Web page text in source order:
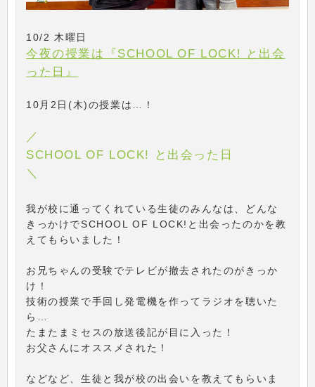
10/2 木曜日
今夜の授業は『SCHOOL OF LOCK! と出会
った日』
10月2日(木)の授業は…！
／
SCHOOL OF LOCK! と出会った日
＼
我が校に通ってくれている生徒のみんなは、どんな
きっかけでSCHOOL OF LOCK!と出会ったのかを教
えてもらいました！
お兄ちゃんの受験でテレビが撤去されたのがきっか
け！
技術の授業で手回し発電機を作ってラジオを聴いた
ら…
たまたまミセスの放送後記が目に入った！
お父さんにオススメされた！
などなど、生徒と我が校の出会いを教えてもらいま